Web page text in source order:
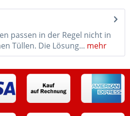
passen in der Regel nicht in
Tüllen. Die Lösung... mehr